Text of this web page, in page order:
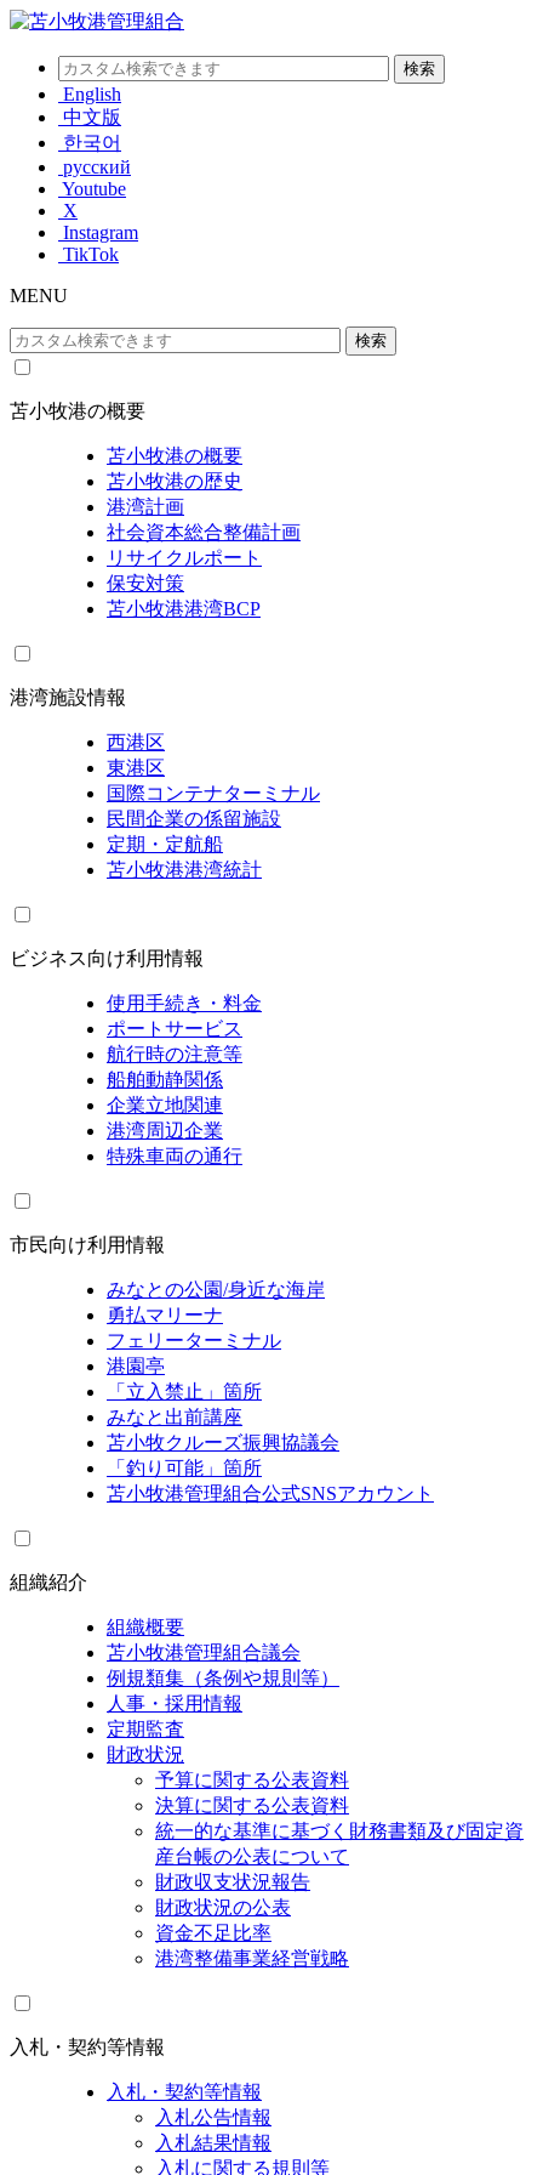
English
中文版
한국어
русский
Youtube
X
Instagram
TikTok
MENU
苫小牧港の概要
苫小牧港の概要
苫小牧港の歴史
港湾計画
社会資本総合整備計画
リサイクルポート
保安対策
苫小牧港港湾BCP
港湾施設情報
西港区
東港区
国際コンテナターミナル
民間企業の係留施設
定期・定航船
苫小牧港港湾統計
ビジネス向け利用情報
使用手続き・料金
ポートサービス
航行時の注意等
船舶動静関係
企業立地関連
港湾周辺企業
特殊車両の通行
市民向け利用情報
みなとの公園/身近な海岸
勇払マリーナ
フェリーターミナル
港園亭
「立入禁止」箇所
みなと出前講座
苫小牧クルーズ振興協議会
「釣り可能」箇所
苫小牧港管理組合公式SNSアカウント
組織紹介
組織概要
苫小牧港管理組合議会
例規類集（条例や規則等）
人事・採用情報
定期監査
財政状況
予算に関する公表資料
決算に関する公表資料
統一的な基準に基づく財務書類及び固定資
産台帳の公表について
財政収支状況報告
財政状況の公表
資金不足比率
港湾整備事業経営戦略
入札・契約等情報
入札・契約等情報
入札公告情報
入札結果情報
入札に関する規則等